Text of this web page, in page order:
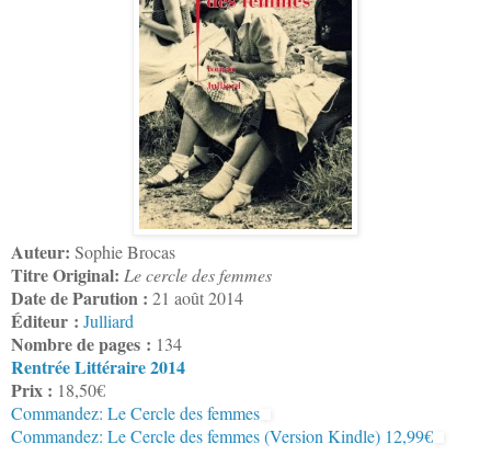
Auteur: Sophie Brocas
Titre Original: Le cercle des femmes
Date de Parution : 21 août 2014
Éditeur : Julliard
Nombre de pages : 134
Rentrée Littéraire 2014
Prix : 18,50€
Commandez: Le Cercle des femmes
Commandez: Le Cercle des femmes (Version Kindle) 12,99€